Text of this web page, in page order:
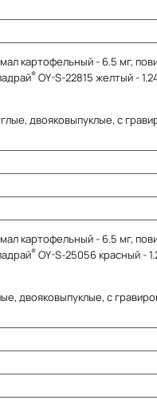
картофельный - 6.5 мг,
® OY-S-22815 желтый -
двояковыпуклые, с
картофельный - 6.5 мг,
® OY-S-25056 красный -
двояковыпуклые, с